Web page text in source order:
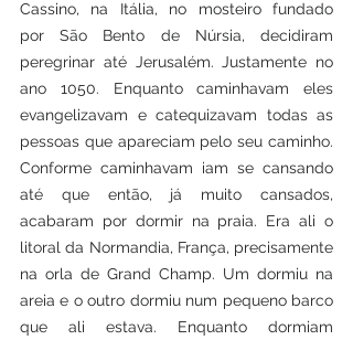
Cassino, na Itália, no mosteiro fundado
por São Bento de Núrsia, decidiram
peregrinar até Jerusalém. Justamente no
ano 1050. Enquanto caminhavam eles
evangelizavam e catequizavam todas as
pessoas que apareciam pelo seu caminho.
Conforme caminhavam iam se cansando
até que então, já muito cansados,
acabaram por dormir na praia. Era ali o
litoral da Normandia, França, precisamente
na orla de Grand Champ. Um dormiu na
areia e o outro dormiu num pequeno barco
que ali estava. Enquanto dormiam